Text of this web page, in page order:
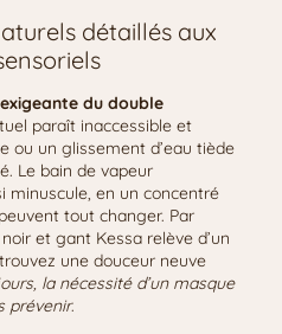
détaillés aux
du double
paraît inaccessible et
ou un glissement d’eau tiède
Le bain de vapeur
minuscule, en un concentré
tout changer. Par
et gant Kessa relève d’un
une douceur neuve
la nécessité d’un masque
prévenir.